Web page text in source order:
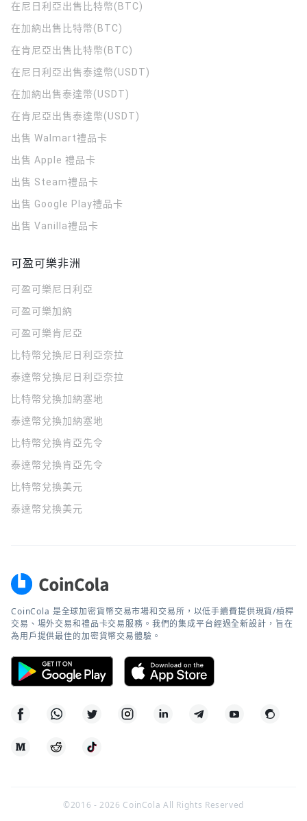
在尼日利亞出售比特幣(BTC)
在加納出售比特幣(BTC)
在肯尼亞出售比特幣(BTC)
在尼日利亞出售泰達幣(USDT)
在加納出售泰達幣(USDT)
在肯尼亞出售泰達幣(USDT)
出售 Walmart禮品卡
出售 Apple 禮品卡
出售 Steam禮品卡
出售 Google Play禮品卡
出售 Vanilla禮品卡
可盈可樂非洲
可盈可樂 尼日利亞
可盈可樂加納
可盈可樂肯尼亞
比特幣兌換尼日利亞奈拉
泰達幣兌換尼日利亞奈拉
比特幣兌換加納塞地
泰達幣兌換加納塞地
比特幣兌換肯亞先令
泰達幣兌換肯亞先令
比特幣兌換美元
泰達幣兌換美元
CoinCola 是全球加密貨幣交易市場和交易所，以低手續費提供現貨/槓桿
交易、場外交易和禮品卡交易服務。我們的集成平台經過全新設計，旨在
為用戶提供最佳的加密貨幣交易體驗。
©2016 -2026 CoinCola All Rights Reserved